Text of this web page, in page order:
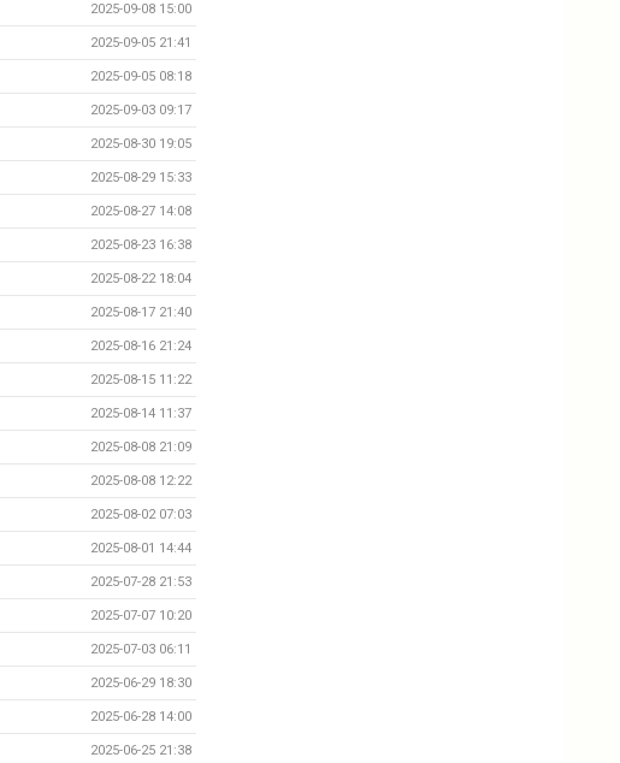
2025-09-08 15:00
2025-09-05 21:41
2025-09-05 08:18
2025-09-03 09:17
2025-08-30 19:05
2025-08-29 15:33
2025-08-27 14:08
2025-08-23 16:38
2025-08-22 18:04
2025-08-17 21:40
2025-08-16 21:24
2025-08-15 11:22
2025-08-14 11:37
2025-08-08 21:09
2025-08-08 12:22
2025-08-02 07:03
2025-08-01 14:44
2025-07-28 21:53
2025-07-07 10:20
2025-07-03 06:11
2025-06-29 18:30
2025-06-28 14:00
2025-06-25 21:38